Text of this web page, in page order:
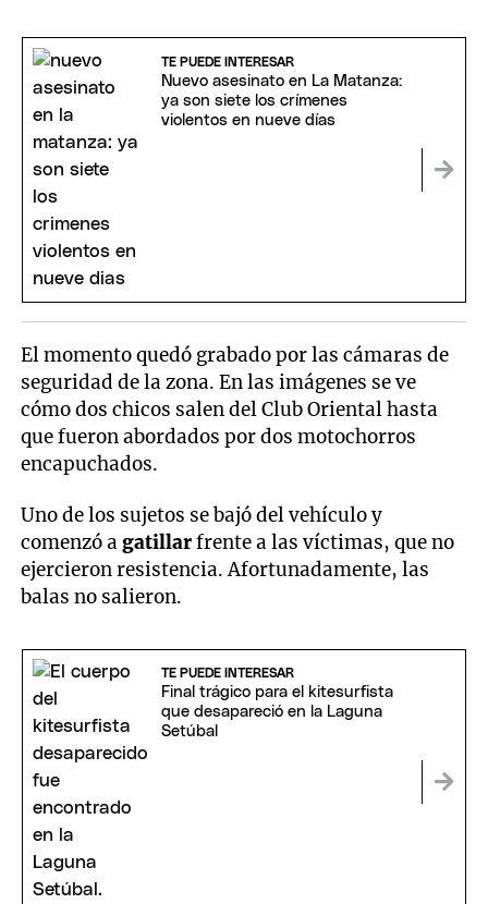
TE PUEDE INTERESAR
Nuevo asesinato en La Matanza:
ya son siete los crímenes
violentos en nueve días
El momento quedó grabado por las cámaras de
seguridad de la zona. En las imágenes se ve
cómo dos chicos salen del Club Oriental hasta
que fueron abordados por dos motochorros
encapuchados.
Uno de los sujetos se bajó del vehículo y
comenzó agatillarfrente a las víctimas, que no
ejercieron resistencia. Afortunadamente, las
balas no salieron.
TE PUEDE INTERESAR
Final trágico para el kitesurfista
que desapareció en la Laguna
Setúbal